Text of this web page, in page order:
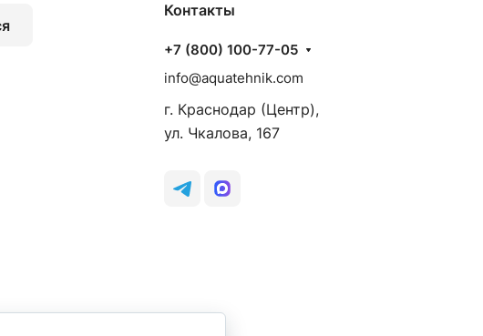
Контакты
+7 (800) 100-77-05
info@aquatehnik.com
г. Краснодар (Центр),
ул. Чкалова, 167